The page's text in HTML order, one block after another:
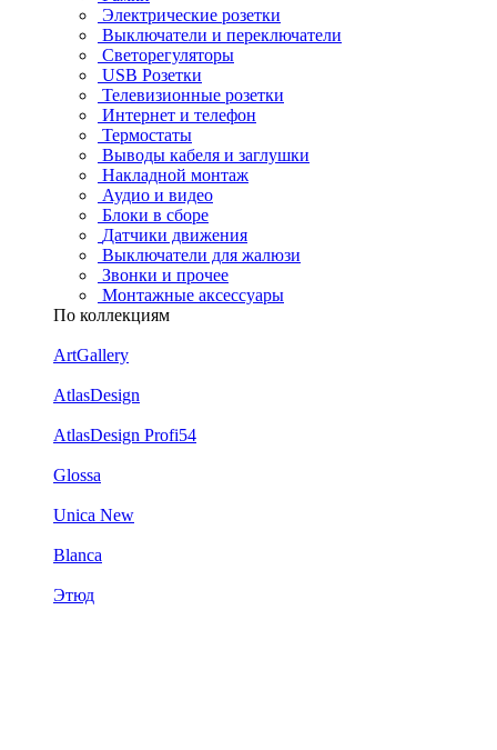
Электрические розетки
Выключатели и переключатели
Светорегуляторы
USB Розетки
Телевизионные розетки
Интернет и телефон
Термостаты
Выводы кабеля и заглушки
Накладной монтаж
Аудио и видео
Блоки в сборе
Датчики движения
Выключатели для жалюзи
Звонки и прочее
Монтажные аксессуары
По коллекциям
ArtGallery
AtlasDesign
AtlasDesign Profi54
Glossa
Unica New
Blanca
Этюд